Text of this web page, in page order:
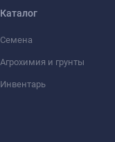
Каталог
Семена
Агрохимия и грунты
Инвентарь